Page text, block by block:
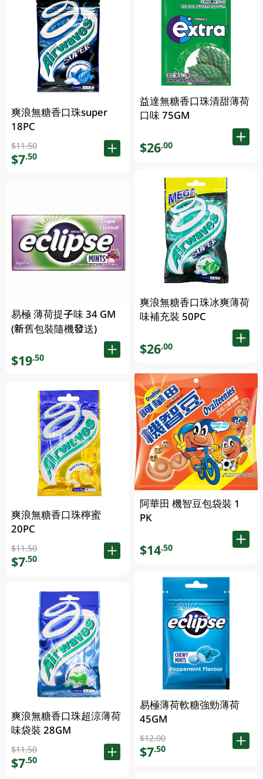
爽浪無糖香口珠super
18PC
$11.50
$7.50
易極 薄荷提子味 34 GM
(新舊包裝隨機發送)
$19.50
爽浪無糖香口珠檸蜜
20PC
$11.50
$7.50
爽浪無糖香口珠超涼薄荷
味袋裝 28GM
$11.50
$7.50
益達無糖香口珠清甜薄荷
口味 75GM
$26.00
爽浪無糖香口珠冰爽薄荷
味補充裝 50PC
$26.00
阿華田 機智豆包袋裝 1
PK
$14.50
易極薄荷軟糖強勁薄荷
45GM
$12.00
$7.50